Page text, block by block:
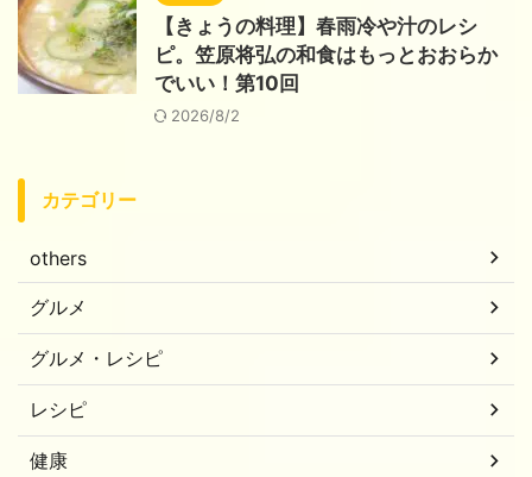
【きょうの料理】春雨冷や汁のレシ
ピ。笠原将弘の和食はもっとおおらか
でいい！第10回
2026/8/2
カテゴリー
others
グルメ
グルメ・レシピ
レシピ
健康